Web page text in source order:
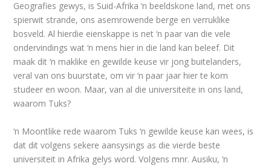
Geografies gewys, is Suid-Afrika ‘n beeldskone land, met ons
spierwit strande, ons asemrowende berge en verruklike
bosveld. Al hierdie eienskappe is net ‘n paar van die vele
ondervindings wat ‘n mens hier in die land kan beleef. Dit
maak dit ‘n maklike en gewilde keuse vir jong buitelanders,
veral van ons buurstate, om vir ‘n paar jaar hier te kom
studeer en woon. Maar, van al die universiteite in ons land,
waarom Tuks?
‘n Moontlike rede waarom Tuks ‘n gewilde keuse kan wees, is
dat dit volgens sekere aansysings as die vierde beste
universiteit in Afrika gelys word. Volgens mnr. Ausiku, ‘n